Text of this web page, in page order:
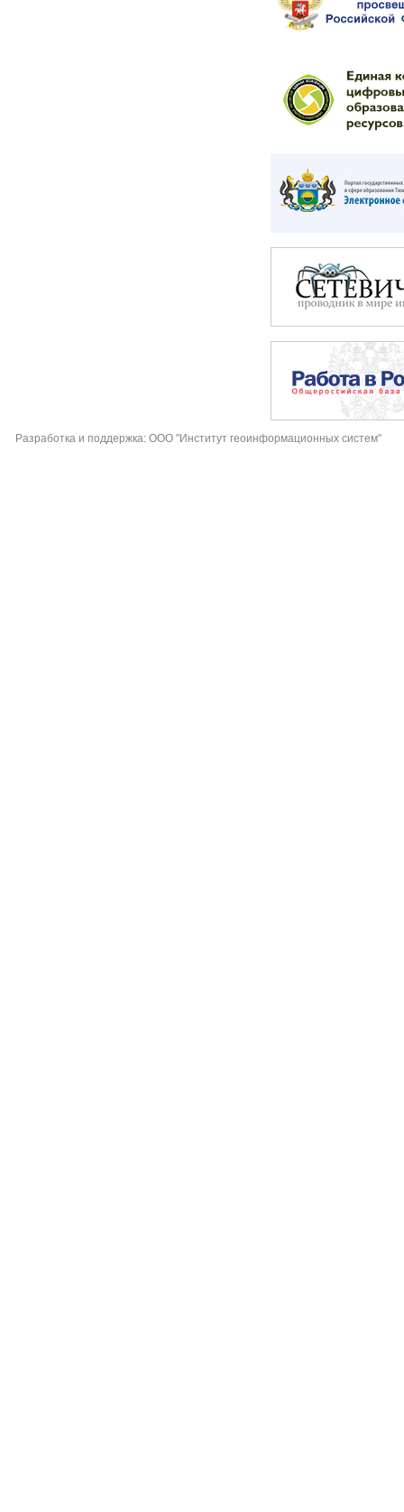
Разработка и поддержка: ООО "Институт геоинформационных систем"